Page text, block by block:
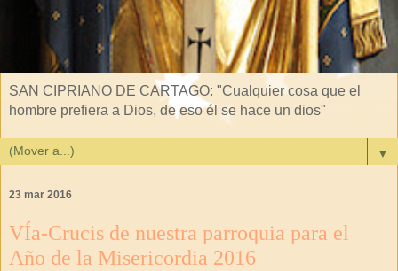
SAN CIPRIANO DE CARTAGO: "Cualquier cosa que el
hombre prefiera a Dios, de eso él se hace un dios"
▼
23 mar 2016
VÍa-Crucis de nuestra parroquia para el
Año de la Misericordia 2016